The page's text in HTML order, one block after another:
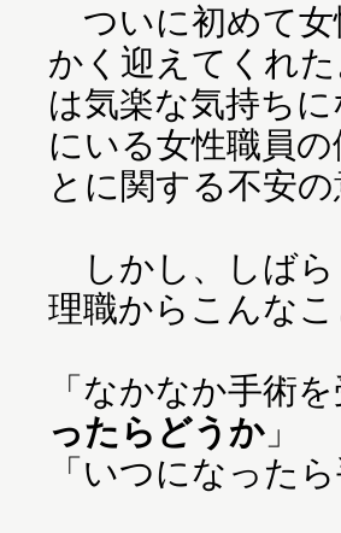
ついに初めて女
かく迎えてくれ
は気楽な気持ち
にいる女性職員
とに関する不安
しかし、しばら
理職からこんな
「なかなか手術
ったらどうか 」
「いつになった